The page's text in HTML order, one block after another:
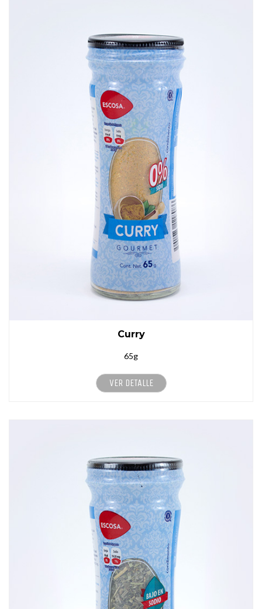
Curry
65g
VER DETALLE